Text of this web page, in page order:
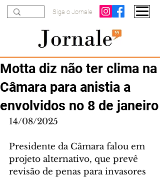
Siga o Jornale
Motta diz não ter clima na
Câmara para anistia a
envolvidos no 8 de janeiro
14/08/2025
Presidente da Câmara falou em
projeto alternativo, que prevê
revisão de penas para invasores